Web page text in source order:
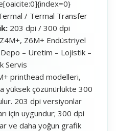
/ Termal Transfer
203 dpi / 300 dpi
Z6M+ Endüstriyel
– Üretim – Lojistik –
Servis
printhead modelleri,
yüksek çözünürlükte 300
203 dpi versiyonlar
için uygundur; 300 dpi
ve daha yoğun grafik